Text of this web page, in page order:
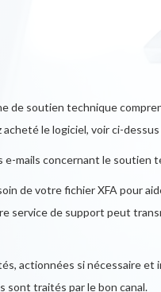
de soutien technique
le logiciel, voir ci-
e-mails concernant le
de votre fichier XFA pour
service de support peut
actionnées si nécessaire et
sont traités par le bon canal.